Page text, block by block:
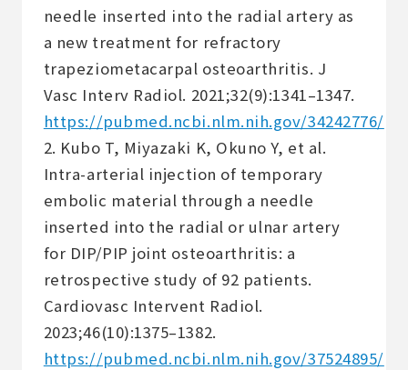
needle inserted into the radial artery as
a new treatment for refractory
trapeziometacarpal osteoarthritis. J
Vasc Interv Radiol. 2021;32(9):1341–1347.
https://pubmed.ncbi.nlm.nih.gov/34242776/
2. Kubo T, Miyazaki K, Okuno Y, et al.
Intra-arterial injection of temporary
embolic material through a needle
inserted into the radial or ulnar artery
for DIP/PIP joint osteoarthritis: a
retrospective study of 92 patients.
Cardiovasc Intervent Radiol.
2023;46(10):1375–1382.
https://pubmed.ncbi.nlm.nih.gov/37524895/